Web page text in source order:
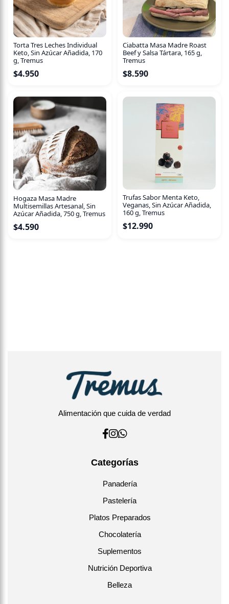
inglés, tiene un aroma intenso, muy característico, y un
color ámbar rojizo.
Especificaciones del Producto
Ingredientes
Mezclas de tés negros de Keemun.
Torta Tres Leches Individual
Keto, Sin Azúcar Añadida, 170
g, Tremus
$4.950
Ciabatta Masa Madre Roast
Beef y Salsa Tártara, 165 g,
Tremus
$8.590
Hogaza Masa Madre
Multisemillas Artesanal, Sin
Azúcar Añadida, 750 g, Tremus
$4.590
Trufas Sabor Menta Keto,
Veganas, Sin Azúcar Añadida,
160 g, Tremus
$12.990
Alimentación que cuida de verdad
Categorías
Panadería
Pastelería
Platos Preparados
Chocolatería
Suplementos
Nutrición Deportiva
Belleza